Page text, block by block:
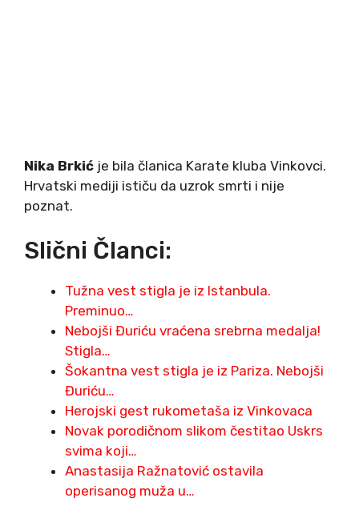
Nika Brkić je bila članica Karate kluba Vinkovci.
Hrvatski mediji ističu da uzrok smrti i nije
poznat.
Slični Članci:
Tužna vest stigla je iz Istanbula.
Preminuo…
Nebojši Đuriću vraćena srebrna medalja!
Stigla…
Šokantna vest stigla je iz Pariza. Nebojši
Đuriću…
Herojski gest rukometaša iz Vinkovaca
Novak porodičnom slikom čestitao Uskrs
svima koji…
Anastasija Ražnatović ostavila
operisanog muža u…